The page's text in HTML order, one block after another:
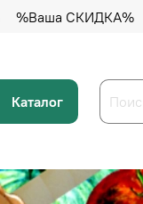
%Ваша СКИДКА%
Каталог